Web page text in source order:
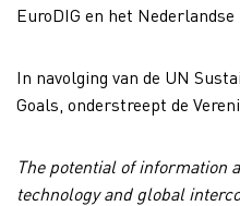
EuroDIG en het Nederlandse
In navolging van de UN
Goals, onderstreept de
The potential of information
technology and global